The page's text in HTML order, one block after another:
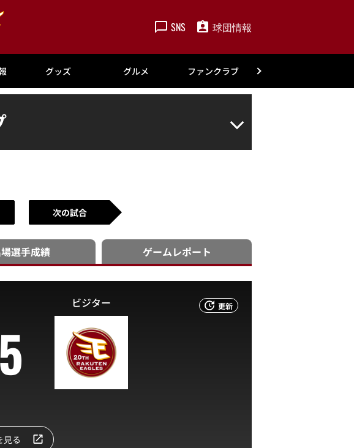
SNS 球団情報
グッズ グルメ ファンクラブ
次の試合
選手成績 ゲームレポート
更新
5
ビジター
見る